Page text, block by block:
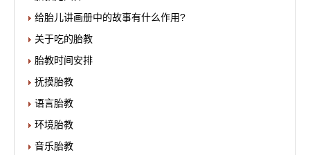
给胎儿讲画册中的故事有什么作用?
关于吃的胎教
胎教时间安排
抚摸胎教
语言胎教
环境胎教
音乐胎教